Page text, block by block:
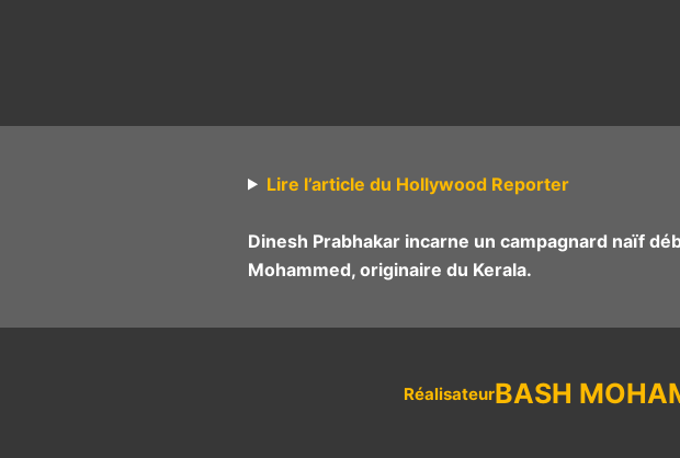
Lire l’article du Hollywood Reporter
Dinesh Prabhakar incarne un campagnard naïf
Mohammed, originaire du Kerala.
RéalisateurBASH